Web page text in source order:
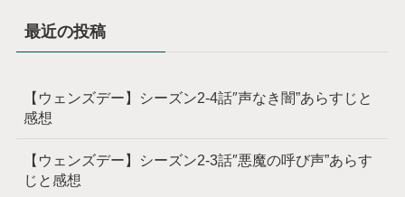
最近の投稿
【ウェンズデー】シーズン2-4話″声なき闇”あらすじと
感想
【ウェンズデー】シーズン2-3話″悪魔の呼び声”あらす
じと感想